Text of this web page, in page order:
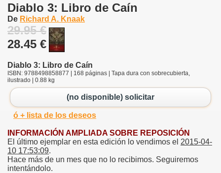
Diablo 3: Libro de Caín
De Richard A. Knaak
29.95 €
28.45 €
Diablo 3: Libro de Caín
ISBN: 9788498858877 | 168 páginas | Tapa dura con sobrecubierta,
ilustrado | 0.88 kg
(no disponible) solicitar
ó + lista de los deseos
INFORMACIÓN AMPLIADA SOBRE REPOSICIÓN
El último ejemplar en esta edición lo vendimos el 2015-04-
10 17:53:09.
Hace más de un mes que no lo recibimos. Seguiremos
intentándolo.